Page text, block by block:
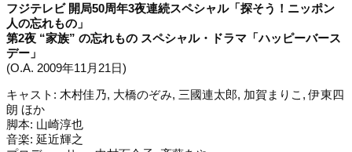
フジテレビ 開局50周年3夜連続スペシャル「探そう！ニッポン
人の忘れもの」
第2夜 “家族” の忘れもの スペシャル・ドラマ「ハッピーバース
デー」
(O.A. 2009年11月21日)
キャスト: 木村佳乃, 大橋のぞみ, 三國連太郎, 加賀まりこ, 伊東四
朗 ほか
脚本: 山崎淳也
音楽: 延近輝之